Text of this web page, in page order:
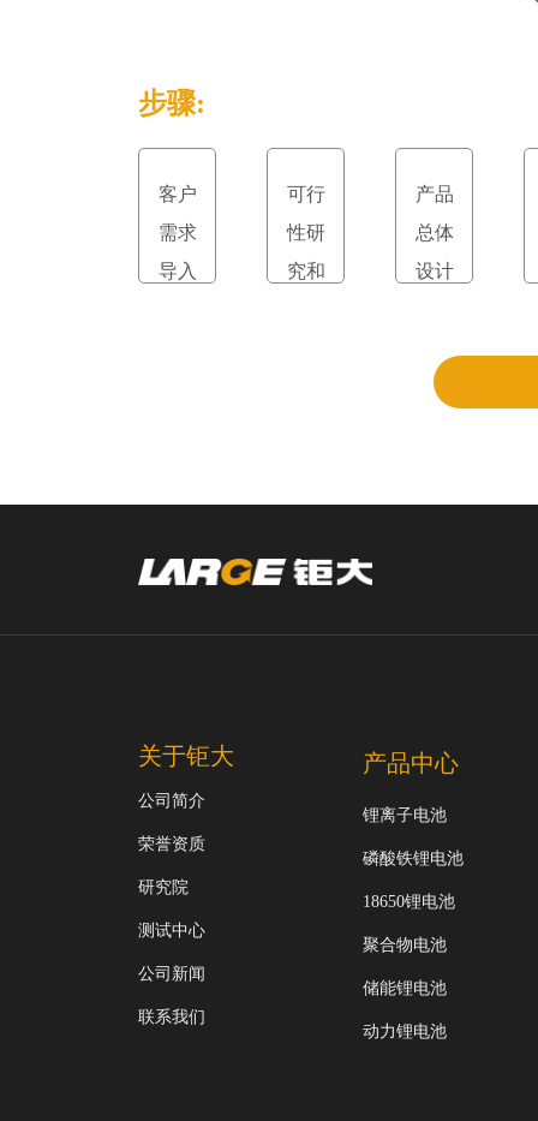
步骤:
客户
需求
导入
可行
性研
究和
产品
总体
设计
关于钜大
公司简介
荣誉资质
研究院
测试中心
公司新闻
联系我们
产品中心
锂离子电池
磷酸铁锂电池
18650锂电池
聚合物电池
储能锂电池
动力锂电池